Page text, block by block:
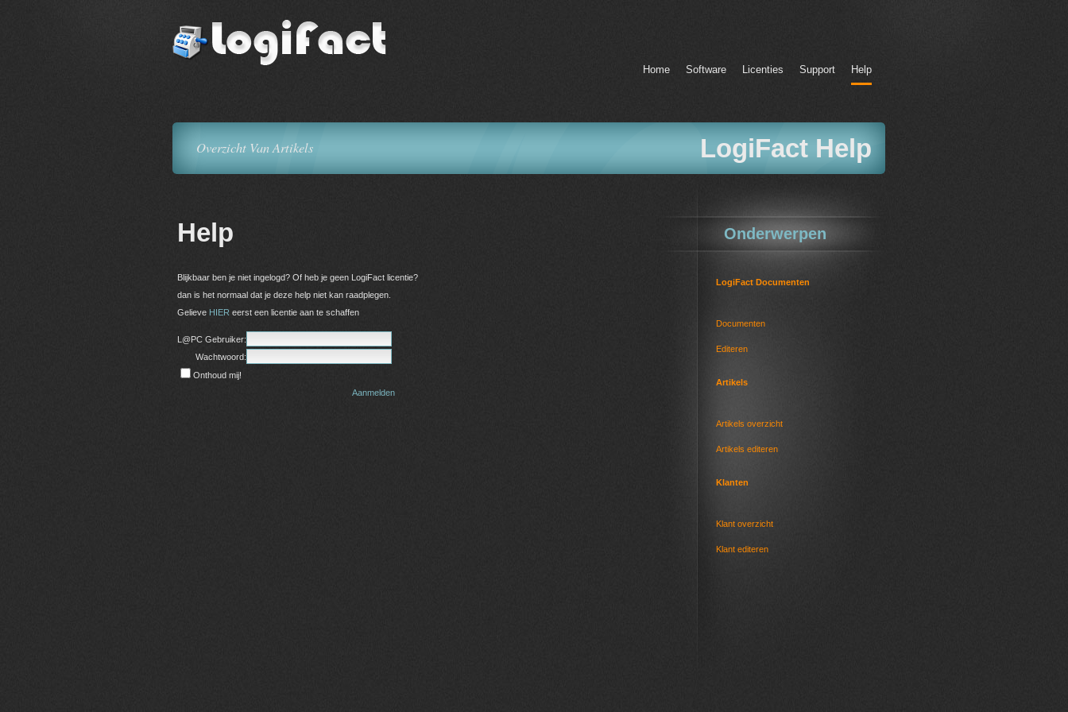
Home Software Licenties Support Help
LogiFact Help
Overzicht Van Artikels
Help
Blijkbaar ben je niet ingelogd? Of heb je geen LogiFact licentie?
dan is het normaal dat je deze help niet kan raadplegen.
Gelieve HIER eerst een licentie aan te schaffen
L@PC Gebruiker:
Wachtwoord:
Onthoud mij!
Aanmelden
Onderwerpen
LogiFact Documenten
Documenten
Editeren
Artikels
Artikels overzicht
Artikels editeren
Klanten
Klant overzicht
Klant editeren